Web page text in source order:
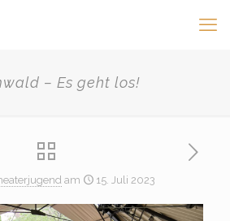
– Es geht los!
am 15. Juli 2023